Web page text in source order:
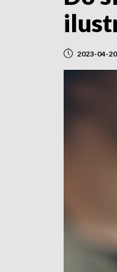
2023-04-20